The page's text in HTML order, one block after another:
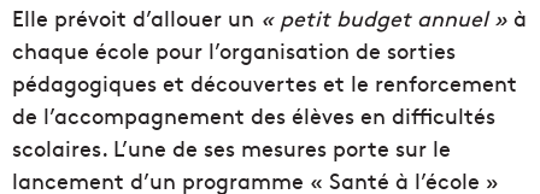
Elle prévoit d’allouer un « petit budget annuel » à
chaque école pour l’organisation de sorties
pédagogiques et découvertes et le renforcement
de l’accompagnement des élèves en difficultés
scolaires. L’une de ses mesures porte sur le
lancement d’un programme « Santé à l’école »